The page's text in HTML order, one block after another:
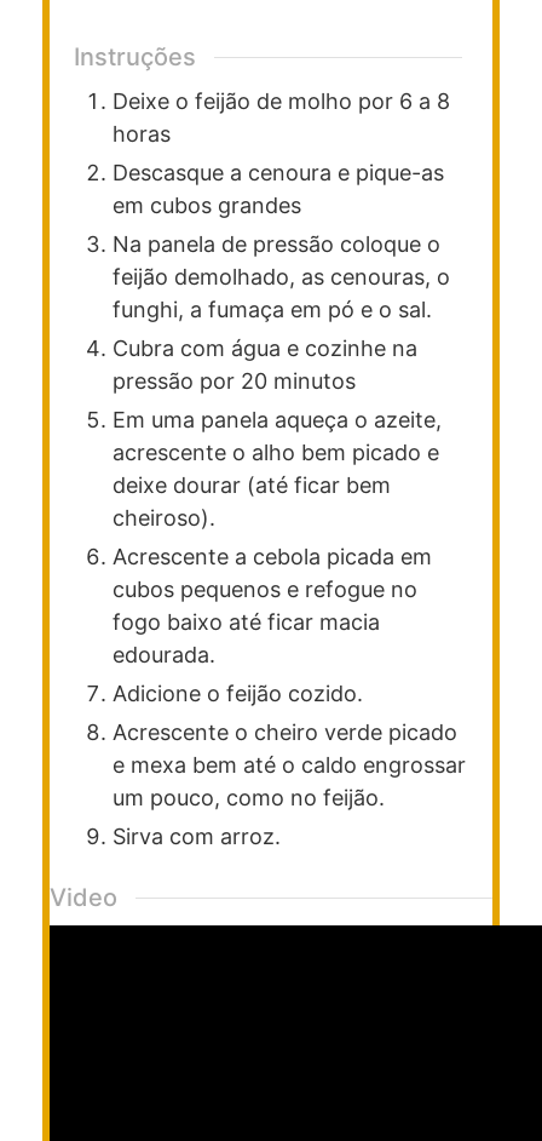
Instruções
Deixe o feijão de molho por 6 a 8
horas
Descasque a cenoura e pique-as
em cubos grandes
Na panela de pressão coloque o
feijão demolhado, as cenouras, o
funghi, a fumaça em pó e o sal.
Cubra com água e cozinhe na
pressão por 20 minutos
Em uma panela aqueça o azeite,
acrescente o alho bem picado e
deixe dourar (até ficar bem
cheiroso).
Acrescente a cebola picada em
cubos pequenos e refogue no
fogo baixo até ficar macia
edourada.
Adicione o feijão cozido.
Acrescente o cheiro verde picado
e mexa bem até o caldo engrossar
um pouco, como no feijão.
Sirva com arroz.
Video